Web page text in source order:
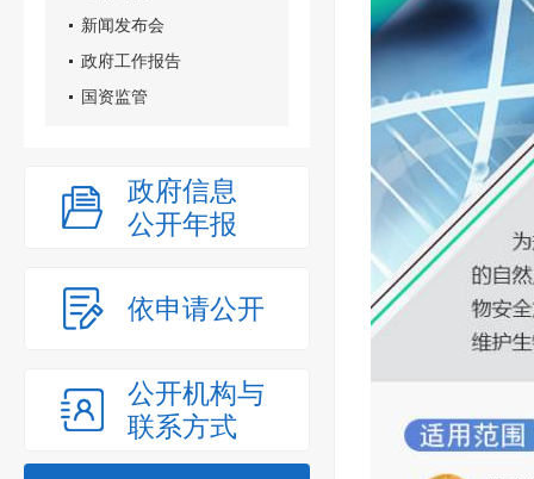
新闻发布会
政府工作报告
国资监管
政府信息
公开年报
依申请公开
公开机构与
联系方式